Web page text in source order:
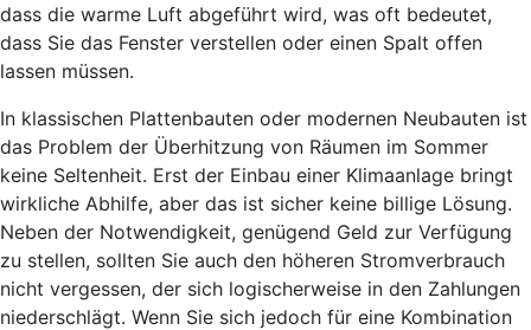
dass die warme Luft abgeführt wird, was oft bedeutet,
dass Sie das Fenster verstellen oder einen Spalt offen
lassen müssen.
In klassischen Plattenbauten oder modernen Neubauten ist
das Problem der Überhitzung von Räumen im Sommer
keine Seltenheit. Erst der Einbau einer Klimaanlage bringt
wirkliche Abhilfe, aber das ist sicher keine billige Lösung.
Neben der Notwendigkeit, genügend Geld zur Verfügung
zu stellen, sollten Sie auch den höheren Stromverbrauch
nicht vergessen, der sich logischerweise in den Zahlungen
niederschlägt. Wenn Sie sich jedoch für eine Kombination